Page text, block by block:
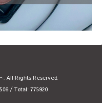
. All Rights Reserved.
506 / Total: 775920